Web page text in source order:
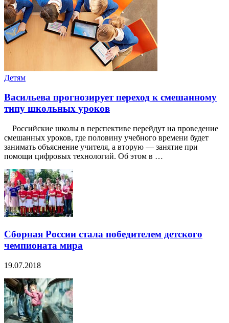
Детям
Васильева прогнозирует переход к смешанному
типу школьных уроков
Российские школы в перспективе перейдут на проведение
смешанных уроков, где половину учебного времени будет
занимать объяснение учителя, а вторую — занятие при
помощи цифровых технологий. Об этом в …
Сборная России стала победителем детского
чемпионата мира
19.07.2018